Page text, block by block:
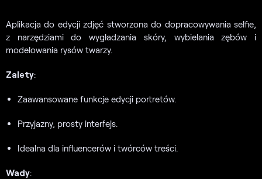
Aplikacja do edycji zdjęć stworzona do dopracowywania selfie,
z narzędziami do wygładzania skóry, wybielania zębów i
modelowania rysów twarzy.
Zalety:
Zaawansowane funkcje edycji portretów.
Przyjazny, prosty interfejs.
Idealna dla influencerów i twórców treści.
Wady: